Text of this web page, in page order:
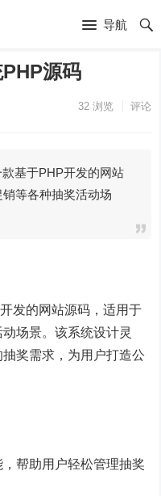
导航
源码
32浏览 评论
基于PHP开发的网站
等各种抽奖活动场
发的网站源码，适用于
场景。该系统设计灵
奖需求，为用户打造公
帮助用户轻松管理抽奖